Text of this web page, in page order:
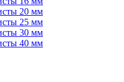
20 мм
25 мм
30 мм
40 мм